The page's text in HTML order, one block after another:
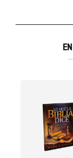
Marvin Moore está